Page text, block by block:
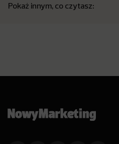
Pokaż innym, co czytasz: